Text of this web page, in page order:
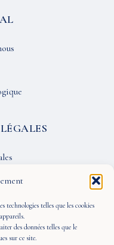
technologies telles que les cookies
des données telles que le
sur ce site.